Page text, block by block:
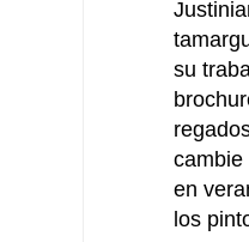
su
cambie
en
los